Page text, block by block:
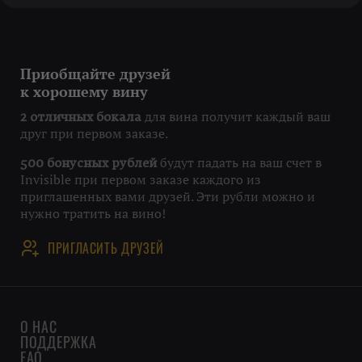
Приобщайте друзей
к хорошему вину
2 отличных бокала для вина получит каждый ваш
друг при первом заказе.
500 бонусных рублей будут падать на ваш счет в
Invisible при первом заказе каждого из
приглашенных вами друзей. Эти рубли можно и
нужно тратить на вино!
ПРИГЛАСИТЬ ДРУЗЕЙ
О НАС
ПОДДЕРЖКА
FAQ